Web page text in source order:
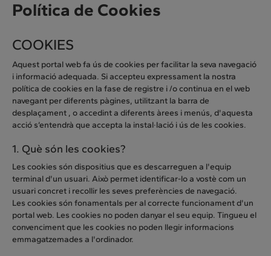
Política de Cookies
COOKIES
Aquest portal web fa ús de cookies per facilitar la seva navegació
i informació adequada. Si accepteu expressament la nostra
política de cookies en la fase de registre i /o continua en el web
navegant per diferents pàgines, utilitzant la barra de
desplaçament , o accedint a diferents àrees i menús, d'aquesta
acció s’entendrà que accepta la instal·lació i ús de les cookies.
1. Què són les cookies?
Les cookies són dispositius que es descarreguen a l'equip
terminal d'un usuari. Això permet identificar-lo a vostè com un
usuari concret i recollir les seves preferències de navegació.
Les cookies són fonamentals per al correcte funcionament d'un
portal web. Les cookies no poden danyar el seu equip. Tingueu el
convenciment que les cookies no poden llegir informacions
emmagatzemades a l'ordinador.